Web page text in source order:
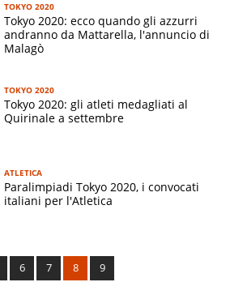
TOKYO 2020
Tokyo 2020: ecco quando gli azzurri
andranno da Mattarella, l'annuncio di
Malagò
TOKYO 2020
Tokyo 2020: gli atleti medagliati al
Quirinale a settembre
ATLETICA
Paralimpiadi Tokyo 2020, i convocati
italiani per l'Atletica
6 7 8 9